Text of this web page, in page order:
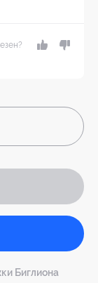
Биглиона